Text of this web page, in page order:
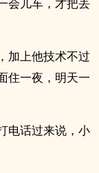
加上他技术不过
住一夜，明天一
电话过来说，小